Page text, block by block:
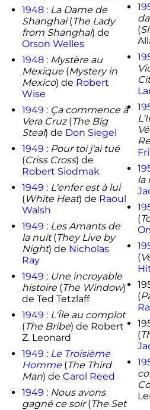
1948: La Dame de
Shanghai(The Lady
from Shanghai) de
Orson Welles
1948: Mystère au
Mexique(Mystery in
Mexico) de Robert
Wise
1949 : Ça commence à
Vera Cruz(The Big
Steal) de Don Siegel
1949 : Pour toi j'ai tué
(Criss Cross) de
Robert Siodmak
1949 : L'enfer est à lui
(White Heat) de Raoul
Walsh
1949 : Les Amants de
la nuit(They Live by
Night) de Nicholas
Ray
1949 : Une incroyable
histoire(The Window)
de Ted Tetzlaff
1949 : L'Île au complot
(The Bribe) de Robert
Z. Leonard
1949 : Le Troisième
Homme(The Third
Man) de Carol Reed
1949 : Nous avons
gagné ce soir (The Set
(
la
(
(
(
(